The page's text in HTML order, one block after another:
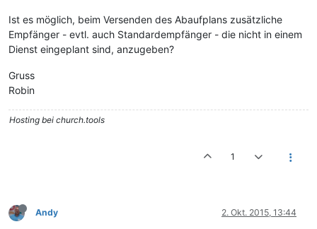
Ist es möglich, beim Versenden des Abaufplans zusätzliche
Empfänger - evtl. auch Standardempfänger - die nicht in einem
Dienst eingeplant sind, anzugeben?
Gruss
Robin
Hosting bei church.tools
1
Andy 2. Okt. 2015, 13:44